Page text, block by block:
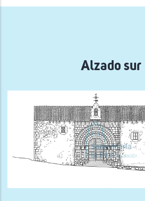
navegaciónAlzado sur